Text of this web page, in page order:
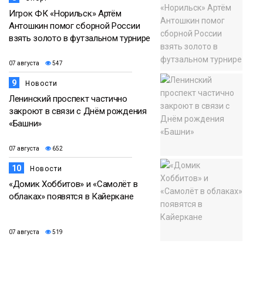
Игрок ФК «Норильск» Артём
Антошкин помог сборной России
взять золото в футзальном турнире
07 августа 547
9 Новости
Ленинский проспект частично
закроют в связи с Днём рождения
«Башни»
07 августа 652
10 Новости
«Домик Хоббитов» и «Самолёт в
облаках» появятся в Кайеркане
07 августа 519